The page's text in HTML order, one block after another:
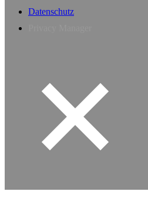
Datenschutz